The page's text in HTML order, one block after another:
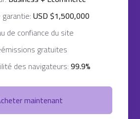
USD $1,500,000
de confiance du site
gratuites
des navigateurs:99.9%
maintenant